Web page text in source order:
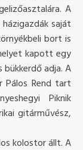
A
saját
bort is
kapott egy
adja. A
Pálos Rend tart
Piknik
gitárművész,
kolostor állt. A